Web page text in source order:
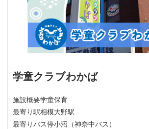
学童クラブわかば
施設概要学童保育
最寄り駅相模大野駅
最寄りバス停小沼（神奈中バス）